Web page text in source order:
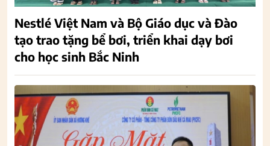
Nestlé Việt Nam và Bộ Giáo dục và Đào
tạo trao tặng bể bơi, triển khai dạy bơi
cho học sinh Bắc Ninh